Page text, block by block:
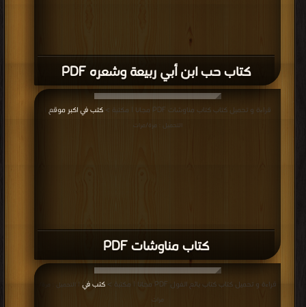
كتاب حب ابن أبي ربيعة وشعره PDF
كتاب مناوشات PDF
قراءة و تحميل كتاب كتاب مناوشات PDF مجانا | مكتبة > كتب في اكبر موقع
التحميل : مرة/مرات
قراءة و تحميل كتاب كتاب بائع الفول PDF مجانا | مكتبة > كتب في | التحميل : مرة/
مرات